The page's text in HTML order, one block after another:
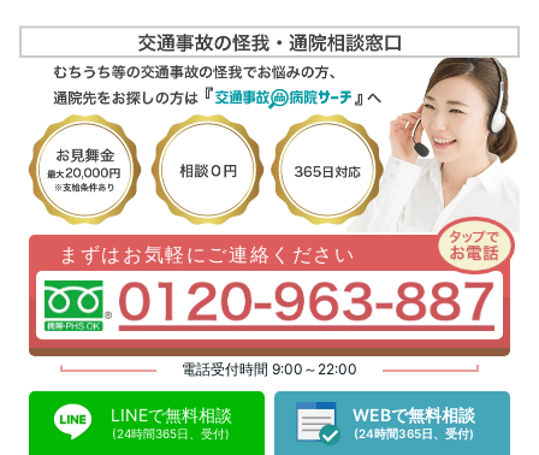
まずはお気軽にご連絡ください
電話受付時間 9:00～22:00
LINEで無料相談
(24時間365日、受付)
WEBで無料相談
(24時間365日、受付)